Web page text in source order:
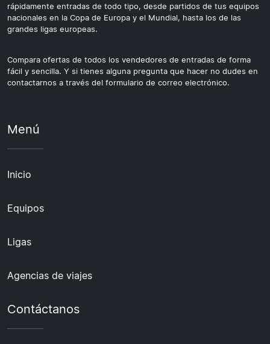
rápidamente entradas de todo tipo, desde partidos de tus equipos
nacionales en la Copa de Europa y el Mundial, hasta los de las
grandes ligas europeas.
Compara ofertas de todos los vendedores de entradas de forma
fácil y sencilla. Y si tienes alguna pregunta que hacer no dudes en
contactarnos a través del formulario de correo electrónico.
Menú
Inicio
Equipos
Ligas
Agencias de viajes
Contáctanos